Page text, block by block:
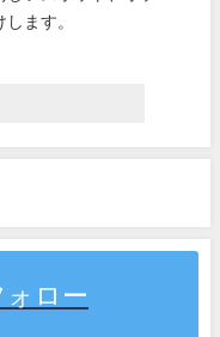
ます。
ォロー